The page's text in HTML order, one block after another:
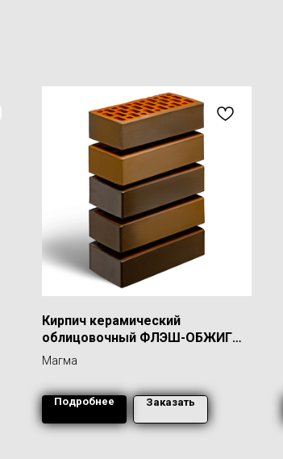
Кирпич керамический
облицовочный ФЛЭШ-ОБЖИГ
1,0 НФ
Магма
Подробнее Заказать